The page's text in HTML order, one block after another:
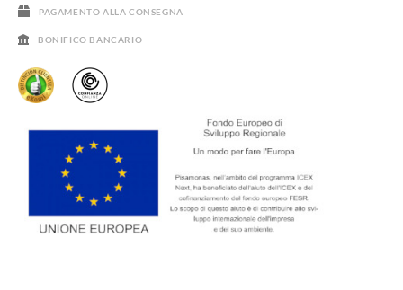
PAGAMENTO ALLA CONSEGNA
BONIFICO BANCARIO